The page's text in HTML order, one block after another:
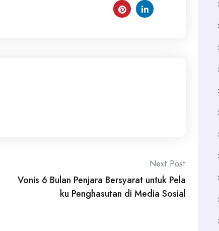
Next Post
Vonis 6 Bulan Penjara Bersyarat untuk Pela
ku Penghasutan di Media Sosial